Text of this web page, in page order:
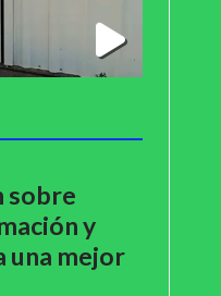
sobre
y
una mejor